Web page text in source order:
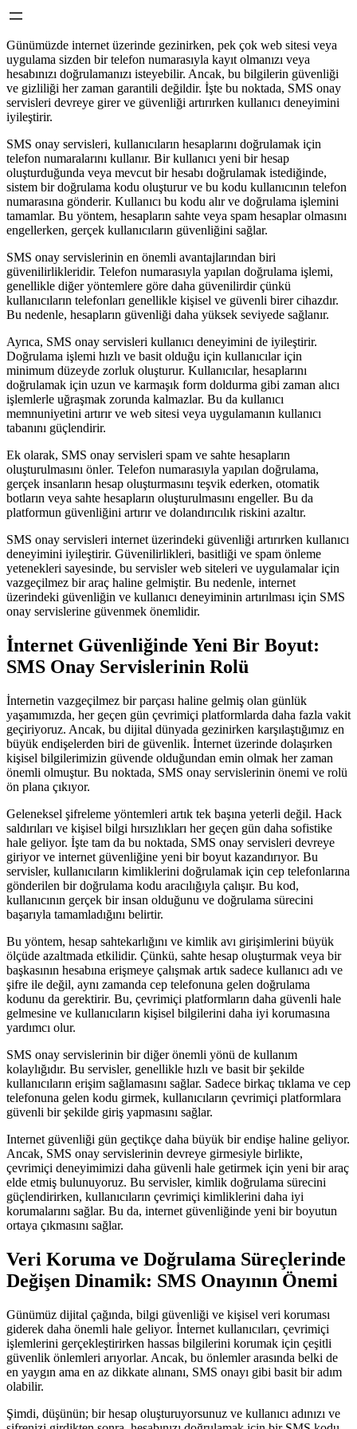
Günümüzde internet üzerinde gezinirken, pek çok web sitesi veya
uygulama sizden bir telefon numarasıyla kayıt olmanızı veya
hesabınızı doğrulamanızı isteyebilir. Ancak, bu bilgilerin güvenliği
ve gizliliği her zaman garantili değildir. İşte bu noktada, SMS onay
servisleri devreye girer ve güvenliği artırırken kullanıcı deneyimini
iyileştirir.
SMS onay servisleri, kullanıcıların hesaplarını doğrulamak için
telefon numaralarını kullanır. Bir kullanıcı yeni bir hesap
oluşturduğunda veya mevcut bir hesabı doğrulamak istediğinde,
sistem bir doğrulama kodu oluşturur ve bu kodu kullanıcının telefon
numarasına gönderir. Kullanıcı bu kodu alır ve doğrulama işlemini
tamamlar. Bu yöntem, hesapların sahte veya spam hesaplar olmasını
engellerken, gerçek kullanıcıların güvenliğini sağlar.
SMS onay servislerinin en önemli avantajlarından biri
güvenilirlikleridir. Telefon numarasıyla yapılan doğrulama işlemi,
genellikle diğer yöntemlere göre daha güvenilirdir çünkü
kullanıcıların telefonları genellikle kişisel ve güvenli birer cihazdır.
Bu nedenle, hesapların güvenliği daha yüksek seviyede sağlanır.
Ayrıca, SMS onay servisleri kullanıcı deneyimini de iyileştirir.
Doğrulama işlemi hızlı ve basit olduğu için kullanıcılar için
minimum düzeyde zorluk oluşturur. Kullanıcılar, hesaplarını
doğrulamak için uzun ve karmaşık form doldurma gibi zaman alıcı
işlemlerle uğraşmak zorunda kalmazlar. Bu da kullanıcı
memnuniyetini artırır ve web sitesi veya uygulamanın kullanıcı
tabanını güçlendirir.
Ek olarak, SMS onay servisleri spam ve sahte hesapların
oluşturulmasını önler. Telefon numarasıyla yapılan doğrulama,
gerçek insanların hesap oluşturmasını teşvik ederken, otomatik
botların veya sahte hesapların oluşturulmasını engeller. Bu da
platformun güvenliğini artırır ve dolandırıcılık riskini azaltır.
SMS onay servisleri internet üzerindeki güvenliği artırırken kullanıcı
deneyimini iyileştirir. Güvenilirlikleri, basitliği ve spam önleme
yetenekleri sayesinde, bu servisler web siteleri ve uygulamalar için
vazgeçilmez bir araç haline gelmiştir. Bu nedenle, internet
üzerindeki güvenliğin ve kullanıcı deneyiminin artırılması için SMS
onay servislerine güvenmek önemlidir.
İnternet Güvenliğinde Yeni Bir Boyut:
SMS Onay Servislerinin Rolü
İnternetin vazgeçilmez bir parçası haline gelmiş olan günlük
yaşamımızda, her geçen gün çevrimiçi platformlarda daha fazla vakit
geçiriyoruz. Ancak, bu dijital dünyada gezinirken karşılaştığımız en
büyük endişelerden biri de güvenlik. İnternet üzerinde dolaşırken
kişisel bilgilerimizin güvende olduğundan emin olmak her zaman
önemli olmuştur. Bu noktada, SMS onay servislerinin önemi ve rolü
ön plana çıkıyor.
Geleneksel şifreleme yöntemleri artık tek başına yeterli değil. Hack
saldırıları ve kişisel bilgi hırsızlıkları her geçen gün daha sofistike
hale geliyor. İşte tam da bu noktada, SMS onay servisleri devreye
giriyor ve internet güvenliğine yeni bir boyut kazandırıyor. Bu
servisler, kullanıcıların kimliklerini doğrulamak için cep telefonlarına
gönderilen bir doğrulama kodu aracılığıyla çalışır. Bu kod,
kullanıcının gerçek bir insan olduğunu ve doğrulama sürecini
başarıyla tamamladığını belirtir.
Bu yöntem, hesap sahtekarlığını ve kimlik avı girişimlerini büyük
ölçüde azaltmada etkilidir. Çünkü, sahte hesap oluşturmak veya bir
başkasının hesabına erişmeye çalışmak artık sadece kullanıcı adı ve
şifre ile değil, aynı zamanda cep telefonuna gelen doğrulama
kodunu da gerektirir. Bu, çevrimiçi platformların daha güvenli hale
gelmesine ve kullanıcıların kişisel bilgilerini daha iyi korumasına
yardımcı olur.
SMS onay servislerinin bir diğer önemli yönü de kullanım
kolaylığıdır. Bu servisler, genellikle hızlı ve basit bir şekilde
kullanıcıların erişim sağlamasını sağlar. Sadece birkaç tıklama ve cep
telefonuna gelen kodu girmek, kullanıcıların çevrimiçi platformlara
güvenli bir şekilde giriş yapmasını sağlar.
Internet güvenliği gün geçtikçe daha büyük bir endişe haline geliyor.
Ancak, SMS onay servislerinin devreye girmesiyle birlikte,
çevrimiçi deneyimimizi daha güvenli hale getirmek için yeni bir araç
elde etmiş bulunuyoruz. Bu servisler, kimlik doğrulama sürecini
güçlendirirken, kullanıcıların çevrimiçi kimliklerini daha iyi
korumalarını sağlar. Bu da, internet güvenliğinde yeni bir boyutun
ortaya çıkmasını sağlar.
Veri Koruma ve Doğrulama Süreçlerinde
Değişen Dinamik: SMS Onayının Önemi
Günümüz dijital çağında, bilgi güvenliği ve kişisel veri koruması
giderek daha önemli hale geliyor. İnternet kullanıcıları, çevrimiçi
işlemlerini gerçekleştirirken hassas bilgilerini korumak için çeşitli
güvenlik önlemleri arıyorlar. Ancak, bu önlemler arasında belki de
en yaygın ama en az dikkate alınanı, SMS onayı gibi basit bir adım
olabilir.
Şimdi, düşünün; bir hesap oluşturuyorsunuz ve kullanıcı adınızı ve